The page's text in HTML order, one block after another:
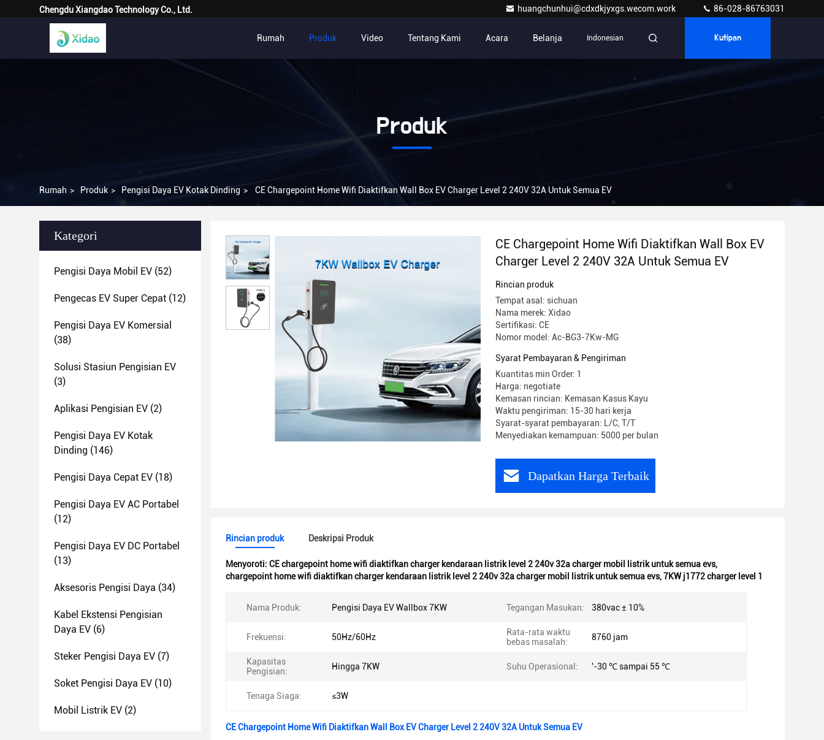
Chengdu Xiangdao Technology Co., Ltd. huangchunhui@cdxdkjyxgs.wecom.work 86-028-86763031
Rumah Produk Video Tentang Kami Acara Belanja Indonesian Kutipan
Produk
Rumah > Produk > Pengisi Daya EV Kotak Dinding > CE Chargepoint Home Wifi Diaktifkan Wall Box EV Charger Level 2 240V 32A Untuk Semua EV
Kategori
Pengisi Daya Mobil EV (52)
Pengecas EV Super Cepat (12)
Pengisi Daya EV Komersial
(38)
Solusi Stasiun Pengisian EV
(3)
Aplikasi Pengisian EV (2)
Pengisi Daya EV Kotak
Dinding (146)
Pengisi Daya Cepat EV (18)
Pengisi Daya EV AC Portabel
(12)
Pengisi Daya EV DC Portabel
(13)
Aksesoris Pengisi Daya (34)
Kabel Ekstensi Pengisian
Daya EV (6)
Steker Pengisi Daya EV (7)
Soket Pengisi Daya EV (10)
Mobil Listrik EV (2)
CE Chargepoint Home Wifi Diaktifkan Wall Box EV
Charger Level 2 240V 32A Untuk Semua EV
Rincian produk
Tempat asal: sichuan
Nama merek: Xidao
Sertifikasi: CE
Nomor model: Ac-BG3-7Kw-MG
Syarat Pembayaran & Pengiriman
Kuantitas min Order: 1
Harga: negotiate
Kemasan rincian: Kemasan Kasus Kayu
Waktu pengiriman: 15-30 hari kerja
Syarat-syarat pembayaran: L/C, T/T
Menyediakan kemampuan: 5000 per bulan
Dapatkan Harga Terbaik
Rincian produk Deskripsi Produk
Menyoroti: CE chargepoint home wifi diaktifkan charger kendaraan listrik level 2 240v 32a charger mobil listrik untuk semua evs,
chargepoint home wifi diaktifkan charger kendaraan listrik level 2 240v 32a charger mobil listrik untuk semua evs,7KW j1772 charger level 1
Nama Produk: Pengisi Daya EV Wallbox 7KW Tegangan Masukan: 380vac ± 10%
Frekuensi: 50Hz/60Hz
Rata-rata waktu
bebas masalah:
8760 jam
Kapasitas
Pengisian:
Hingga 7KW Suhu Operasional: '-30 ℃ sampai 55 ℃
Tenaga Siaga: ≤3W
CE Chargepoint Home Wifi Diaktifkan Wall Box EV Charger Level 2 240V 32A Untuk Semua EV